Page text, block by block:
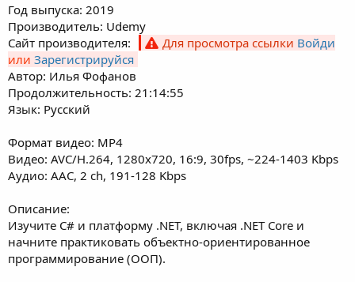
Год выпуска: 2019
Производитель: Udemy
Сайт производителя:
Для просмотра ссылки Войди
или Зарегистрируйся
Автор: Илья Фофанов
Продолжительность: 21:14:55
Язык: Русский
Формат видео: MP4
Видео: AVC/H.264, 1280x720, 16:9, 30fps, ~224-1403 Kbps
Аудио: AAC, 2 ch, 191-128 Kbps
Описание:
Изучите C# и платформу .NET, включая .NET Core и
начните практиковать объектно-ориентированное
программирование (ООП).